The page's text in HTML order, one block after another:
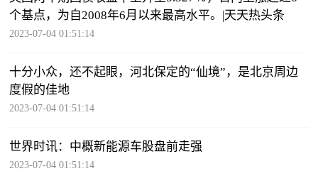
个基点，为自2008年6月以来最高水平。|天天热头条
2023-07-04 01:51:14
十分小众，还不起眼，河北保定的“仙境”，是北京周边
度假的佳地
2023-07-04 01:51:14
世界时讯：中概新能源车股盘前走强
2023-07-04 01:51:14